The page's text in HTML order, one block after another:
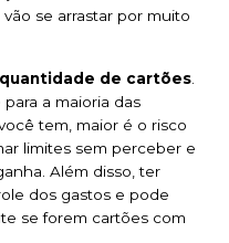
se arrastar por muito
de cartões
a maioria das
tem, maior é o risco
limites sem perceber e
Além disso, ter
dos gastos e pode
se forem cartões com